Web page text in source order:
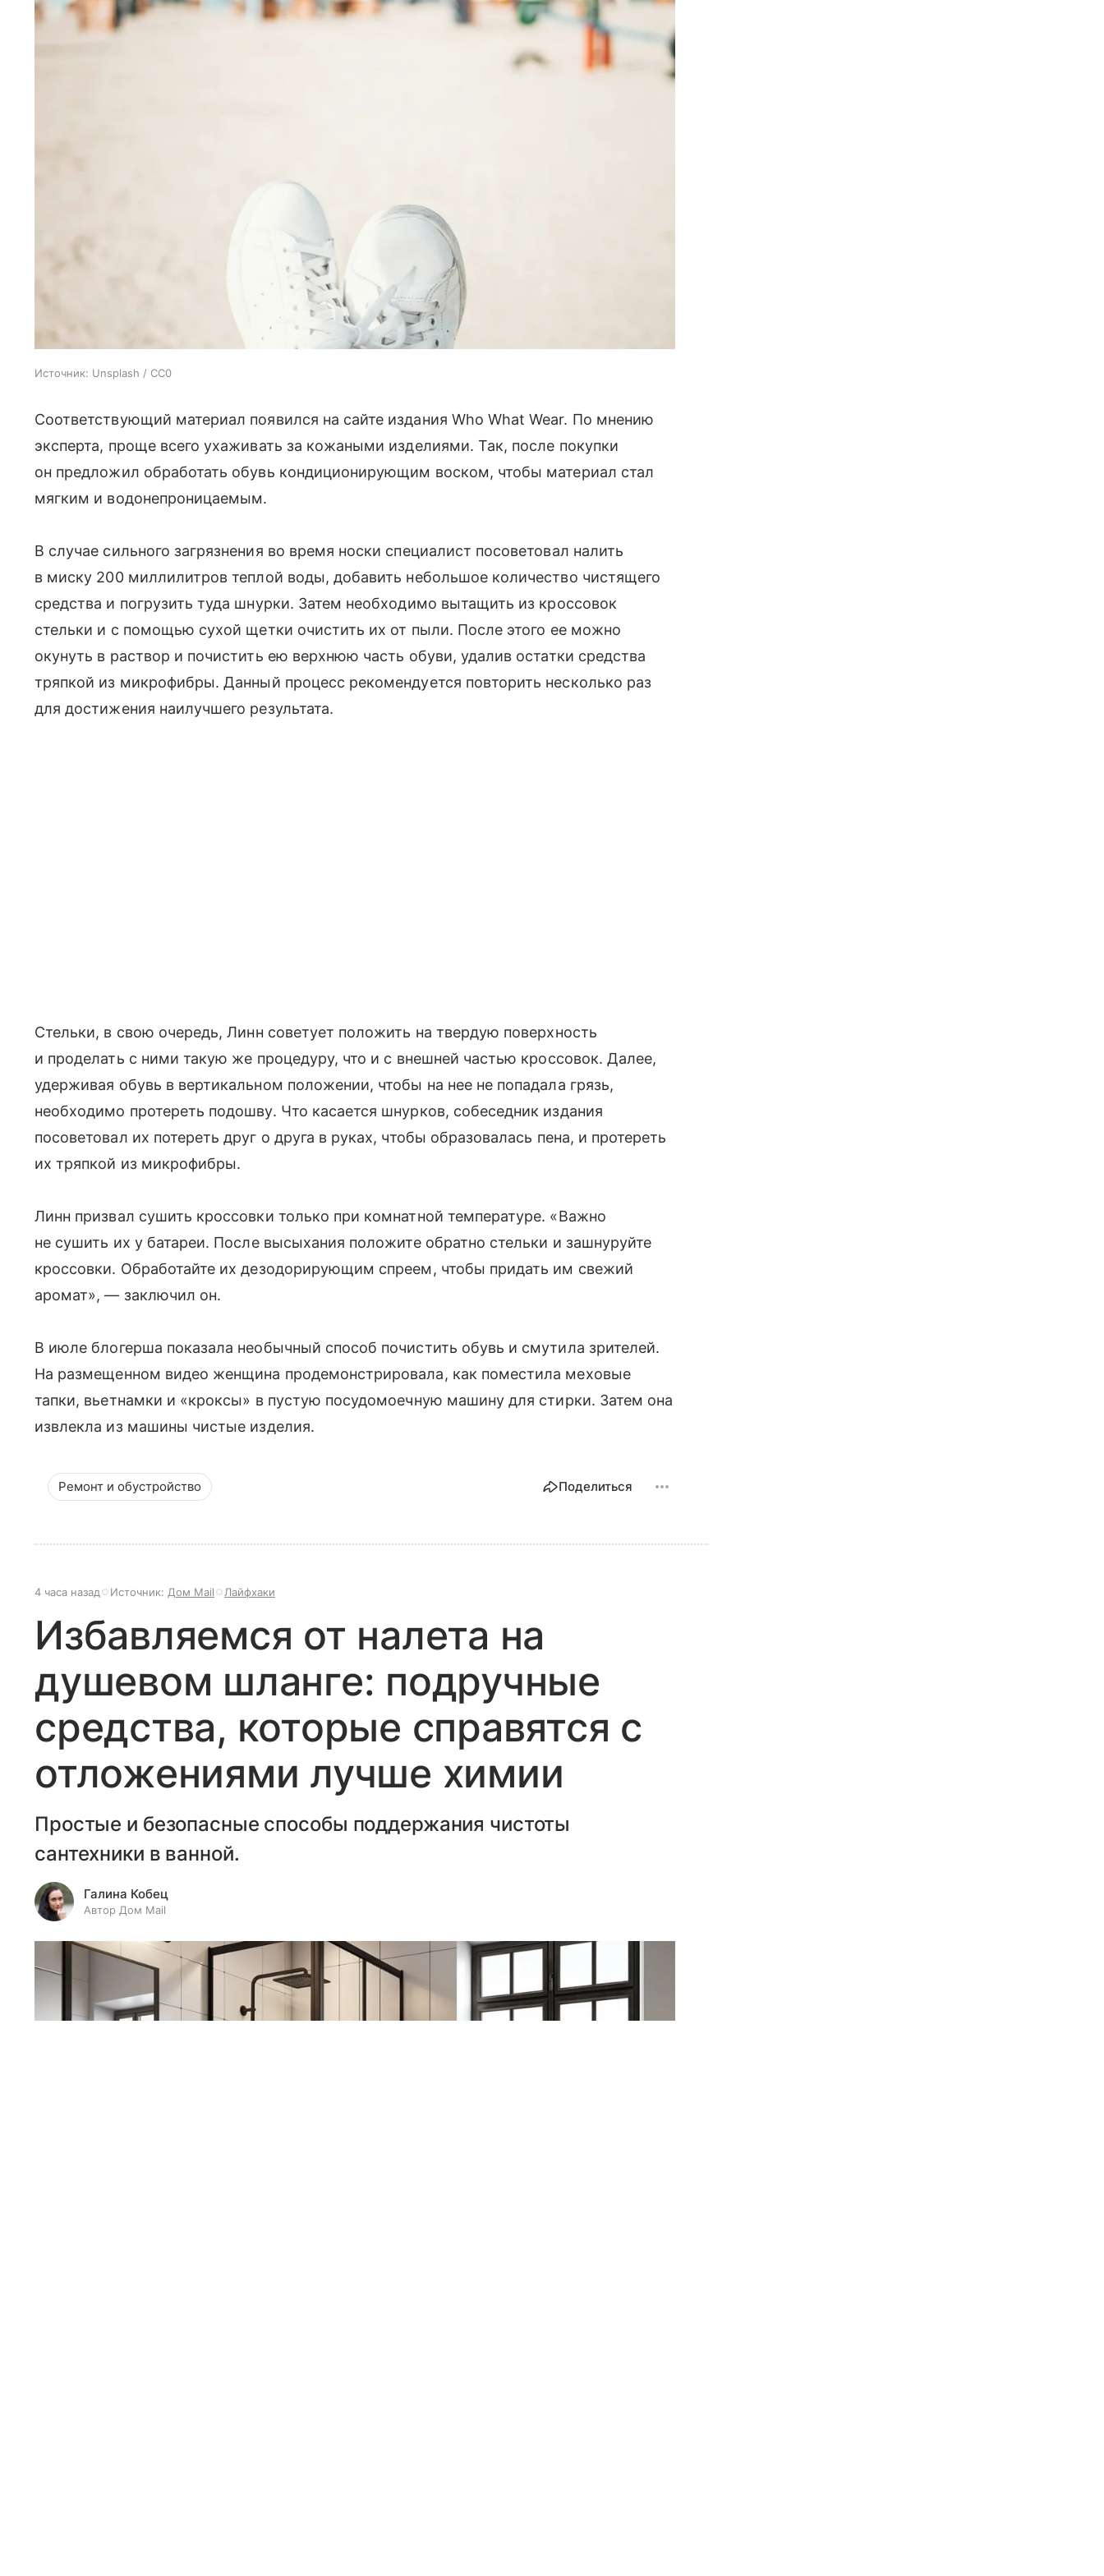
Источник: Unsplash / CC0
Соответствующий материал появился на сайте издания Who What Wear. По мнению
эксперта, проще всего ухаживать за кожаными изделиями. Так, после покупки
он предложил обработать обувь кондиционирующим воском, чтобы материал стал
мягким и водонепроницаемым.
В случае сильного загрязнения во время носки специалист посоветовал налить
в миску 200 миллилитров теплой воды, добавить небольшое количество чистящего
средства и погрузить туда шнурки. Затем необходимо вытащить из кроссовок
стельки и с помощью сухой щетки очистить их от пыли. После этого ее можно
окунуть в раствор и почистить ею верхнюю часть обуви, удалив остатки средства
тряпкой из микрофибры. Данный процесс рекомендуется повторить несколько раз
для достижения наилучшего результата.
Стельки, в свою очередь, Линн советует положить на твердую поверхность
и проделать с ними такую же процедуру, что и с внешней частью кроссовок. Далее,
удерживая обувь в вертикальном положении, чтобы на нее не попадала грязь,
необходимо протереть подошву. Что касается шнурков, собеседник издания
посоветовал их потереть друг о друга в руках, чтобы образовалась пена, и протереть
их тряпкой из микрофибры.
Линн призвал сушить кроссовки только при комнатной температуре. «Важно
не сушить их у батареи. После высыхания положите обратно стельки и зашнуруйте
кроссовки. Обработайте их дезодорирующим спреем, чтобы придать им свежий
аромат», — заключил он.
В июле блогерша показала необычный способ почистить обувь и смутила зрителей.
На размещенном видео женщина продемонстрировала, как поместила меховые
тапки, вьетнамки и «кроксы» в пустую посудомоечную машину для стирки. Затем она
извлекла из машины чистые изделия.
Ремонт и обустройство Поделиться
4 часа назад Источник: Дом Mail Лайфхаки
Избавляемся от налета на
душевом шланге: подручные
средства, которые справятся с
отложениями лучше химии
Простые и безопасные способы поддержания чистоты
сантехники в ванной.
Галина Кобец
Автор Дом Mail